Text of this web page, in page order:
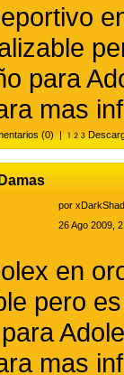
para
mas
(0) |
por
26 Ago 2009,
en
pero
mas